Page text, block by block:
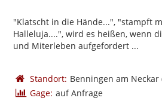
"Klatscht in die Hände...", "stampft
Halleluja....", wird es heißen, wenn
und Miterleben aufgefordert ...
Standort: Benningen am Neckar
Gage: auf Anfrage